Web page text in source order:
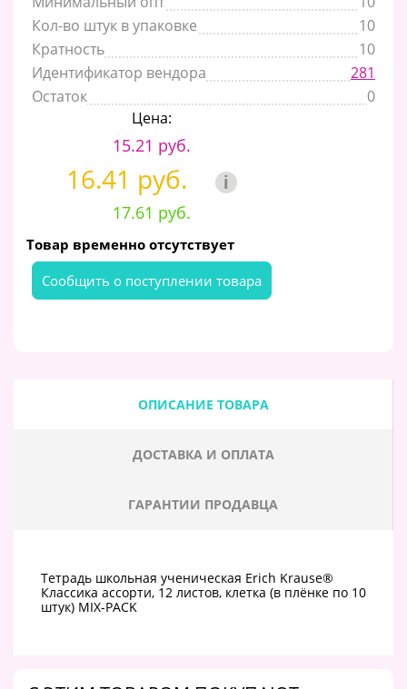
Кол-во штук в упаковке
10
Кратность
10
Идентификатор вендора
281
Остаток
0
Цена:
15.21 руб.
16.41 руб. i
17.61 руб.
Товар временно отсутствует
Cообщить о поступлении товара
ОПИСАНИЕ ТОВАРА
ДОСТАВКА И ОПЛАТА
ГАРАНТИИ ПРОДАВЦА
Тетрадь школьная ученическая Erich Krause®
Классика ассорти, 12 листов, клетка (в плёнке по 10
штук) MIX-PACK